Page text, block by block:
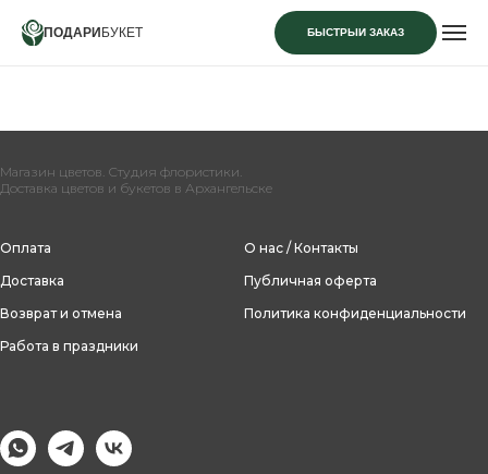
ПОДАРИ БУКЕТ БЫСТРЫЙ ЗАКАЗ
Магазин цветов. Студия флористики.
Доставка цветов и букетов в Архангельске
Оплата
Доставка
Возврат и отмена
Работа в праздники
О нас / Контакты
Публичная оферта
Политика конфиденциальности